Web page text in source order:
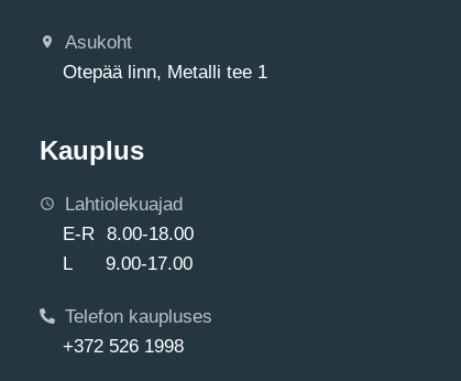
Asukoht
Otepää linn, Metalli tee 1
Kauplus
Lahtiolekuajad
E-R 8.00-18.00
L 9.00-17.00
Telefon kaupluses
+372 526 1998